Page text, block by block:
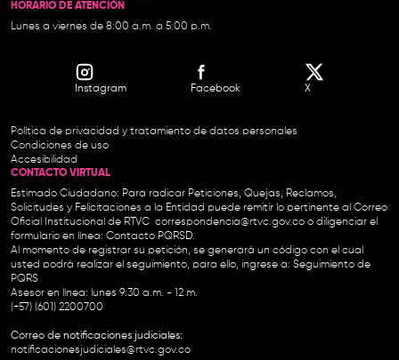
HORARIO DE ATENCIÓN
Lunes a viernes de 8:00 a.m. a 5:00 p.m.
Instagram Facebook X
Política de privacidad y tratamiento de datos personales
Condiciones de uso
Accesibilidad
CONTACTO VIRTUAL
Estimado Ciudadano: Para radicar Peticiones, Quejas, Reclamos,
Solicitudes y Felicitaciones a la Entidad puede remitir lo pertinente al Correo
Oficial Institucional de RTVC correspondencia@rtvc.gov.co o diligenciar el
formulario en línea: Contacto PQRSD.
Al momento de registrar su petición, se generará un código con el cual
usted podrá realizar el seguimiento, para ello, ingrese a: Seguimiento de
PQRS
Asesor en línea: lunes 9:30 a.m. - 12 m.
(+57) (601) 2200700
Correo de notificaciones judiciales:
notificacionesjudiciales@rtvc.gov.co